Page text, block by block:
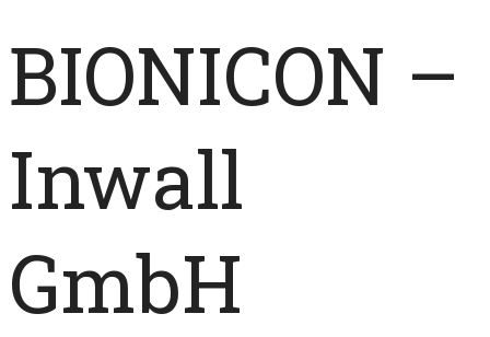
BIONICON –
Inwall
GmbH